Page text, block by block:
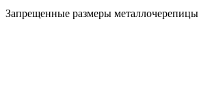
Запрещенные размеры металлочерепицы